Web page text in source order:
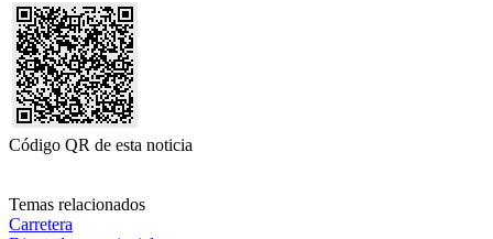
Código QR de esta noticia
Temas relacionados
Carretera